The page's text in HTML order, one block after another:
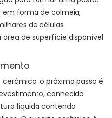
em forma de colmeia,
de células
de superfície disponível
o próximo passo é
conhecido
líquida contendo